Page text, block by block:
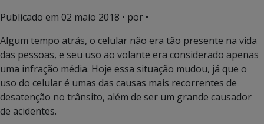
Publicado em 02 maio 2018 • por •
Algum tempo atrás, o celular não era tão presente na vida
das pessoas, e seu uso ao volante era considerado apenas
uma infração média. Hoje essa situação mudou, já que o
uso do celular é umas das causas mais recorrentes de
desatenção no trânsito, além de ser um grande causador
de acidentes.